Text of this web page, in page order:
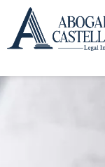
contenido